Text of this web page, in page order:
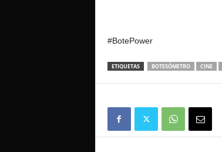
#BotePower
ETIQUETAS BOTESÓMETRO CINE